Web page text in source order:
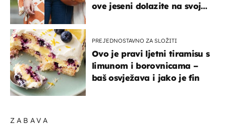
ZABAVA
ove jeseni dolazite na svoje
PREJEDNOSTAVNO ZA SLOŽITI
Ovo je pravi ljetni tiramisu s
limunom i borovnicama –
baš osvježava i jako je fin